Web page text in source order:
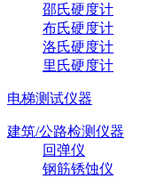
邵氏硬度计
布氏硬度计
洛氏硬度计
里氏硬度计
电梯测试仪器
建筑/公路检测仪器
回弹仪
钢筋锈蚀仪